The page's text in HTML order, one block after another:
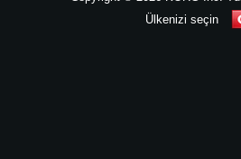
Ülkenizi seçin